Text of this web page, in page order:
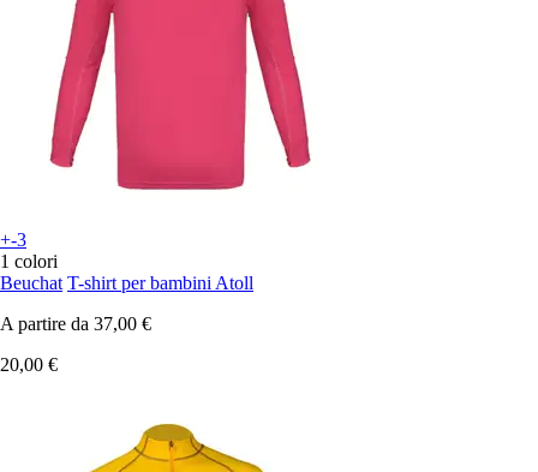
+-3
1 colori
Beuchat T-shirt per bambini Atoll
A partire da 37,00 €
20,00 €